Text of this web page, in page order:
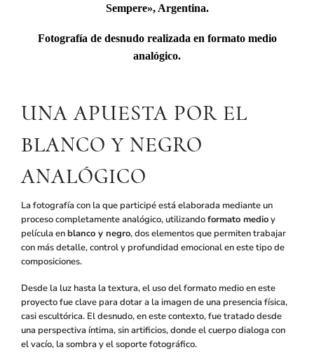
Sempere», Argentina.
Fotografía de desnudo realizada en formato medio
analógico.
UNA APUESTA POR EL
BLANCO Y NEGRO
ANALÓGICO
La fotografía con la que participé está elaborada mediante un
proceso completamente analógico, utilizandoformato medioy
película enblanco y negro, dos elementos que permiten trabajar
con más detalle, control y profundidad emocional en este tipo de
composiciones.
Desde la luz hasta la textura, el uso del formato medio en este
proyecto fue clave para dotar a la imagen de una presencia física,
casi escultórica. El desnudo, en este contexto, fue tratado desde
una perspectiva íntima, sin artificios, donde el cuerpo dialoga con
el vacío, la sombra y el soporte fotográfico.